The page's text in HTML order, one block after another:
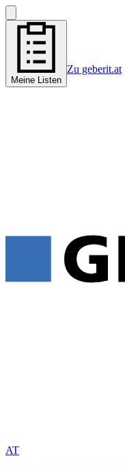
Meine Listen
Zu geberit.at
AT